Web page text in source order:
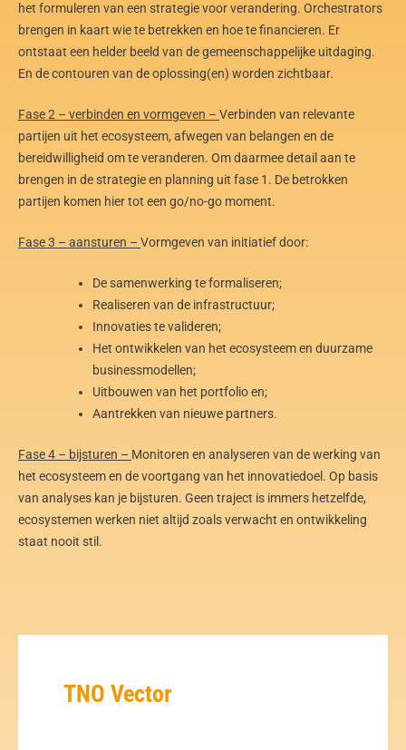
het formuleren van een strategie voor verandering. Orchestrators
brengen in kaart wie te betrekken en hoe te financieren. Er
ontstaat een helder beeld van de gemeenschappelijke uitdaging.
En de contouren van de oplossing(en) worden zichtbaar.
Fase 2 – verbinden en vormgeven – Verbinden van relevante
partijen uit het ecosysteem, afwegen van belangen en de
bereidwilligheid om te veranderen. Om daarmee detail aan te
brengen in de strategie en planning uit fase 1. De betrokken
partijen komen hier tot een go/no-go moment.
Fase 3 – aansturen – Vormgeven van initiatief door:
De samenwerking te formaliseren;
Realiseren van de infrastructuur;
Innovaties te valideren;
Het ontwikkelen van het ecosysteem en duurzame
businessmodellen;
Uitbouwen van het portfolio en;
Aantrekken van nieuwe partners.
Fase 4 – bijsturen – Monitoren en analyseren van de werking van
het ecosysteem en de voortgang van het innovatiedoel. Op basis
van analyses kan je bijsturen. Geen traject is immers hetzelfde,
ecosystemen werken niet altijd zoals verwacht en ontwikkeling
staat nooit stil.
TNO Vector